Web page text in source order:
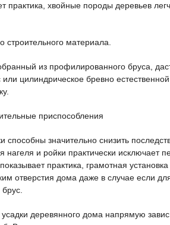
практика, хвойные породы деревьев
строительного материала.
из профилированного бруса,
или цилиндрическое бревно
приспособления
способны значительно снизить
нагеля и ройки практически исключает
практика, грамотная
отверстия дома даже в случае если
усадки деревянного дома напрямую